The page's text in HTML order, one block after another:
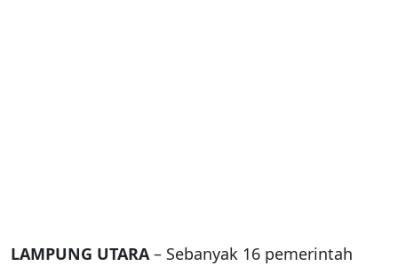
LAMPUNG UTARA– Sebanyak 16 pemerintah